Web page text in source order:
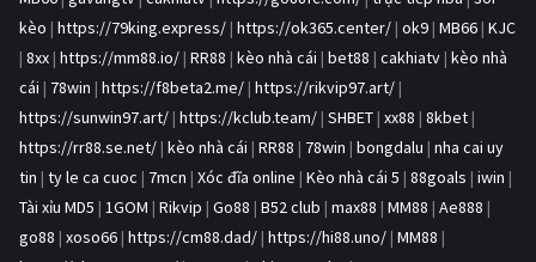
kèo | https://79king.express/ | https://ok365.center/ | ok9 | MB66 | KJC
| 8xx | https://mm88.io/ | RR88 | kèo nhà cái | bet88 | cakhiatv | kèo nhà
cái | 78win | https://f8beta2.me/ | https://rikvip97.art/ |
https://sunwin97.art/ | https://kclub.team/ | SHBET | xx88 | 8kbet |
https://rr88.se.net/ | kèo nhà cái | RR88 | 78win | bongdalu | nha cai uy
tin | ty le ca cuoc | 7mcn | Xóc đĩa online | Kèo nhà cái 5 | 88goals | iwin |
Tài xỉu MD5 | 1GOM | Rikvip | Go88 | B52 club | max88 | MM88 | Ae888 |
go88 | xoso66 | https://cm88.dad/ | https://hi88.uno/ | MM88 |